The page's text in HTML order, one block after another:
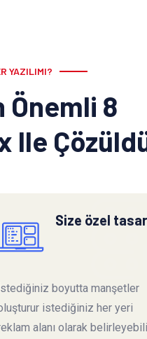
YAZILIMI?
Önemli 8
Ile
Size özel
boyutta manşetler
istediğiniz her yeri
alanı olarak